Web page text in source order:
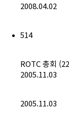
2008.04.02
514
ROTC 총회
2005.11.03
2005.11.03